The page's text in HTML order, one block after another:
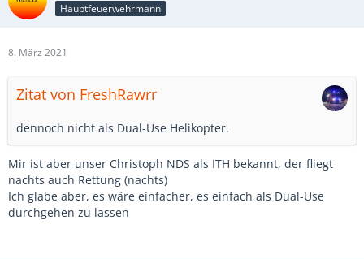
Hauptfeuerwehrmann
8. März 2021
Zitat von FreshRawrr
dennoch nicht als Dual-Use Helikopter.
Mir ist aber unser Christoph NDS als ITH bekannt, der fliegt
nachts auch Rettung (nachts)
Ich glabe aber, es wäre einfacher, es einfach als Dual-Use
durchgehen zu lassen